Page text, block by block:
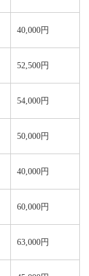
40,000円
52,500円
54,000円
50,000円
40,000円
60,000円
63,000円